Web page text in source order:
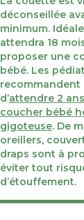
déconseillée
minimum.
attendra 18
proposer une
bébé. Les
recommandent
d’attendre 2
coucher bébé
gigoteuse. De
oreillers,
draps sont à
éviter tout
d’étouffement.